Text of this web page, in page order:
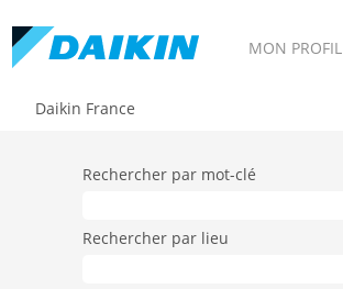
MON PROFIL
Daikin France
Rechercher par mot-clé
Rechercher par lieu